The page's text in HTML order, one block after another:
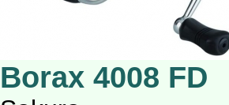
Borax 4008 FD